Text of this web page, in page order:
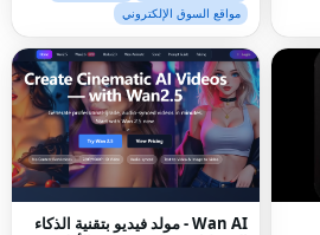
مواقع السوق الإلكتروني
Wan AI - مولد فيديو بتقنية الذكاء